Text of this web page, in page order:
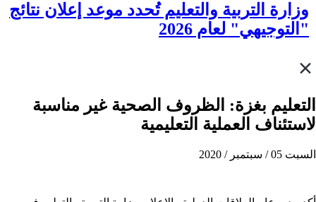
وزارة التربية والتعليم تُحدد موعد إعلان نتائج
"التوجيهي" لعام 2026
التعليم بغزة: الظروف الصحية غير مناسبة
لاستئناف العملية التعليمية
السبت 05 / سبتمبر / 2020